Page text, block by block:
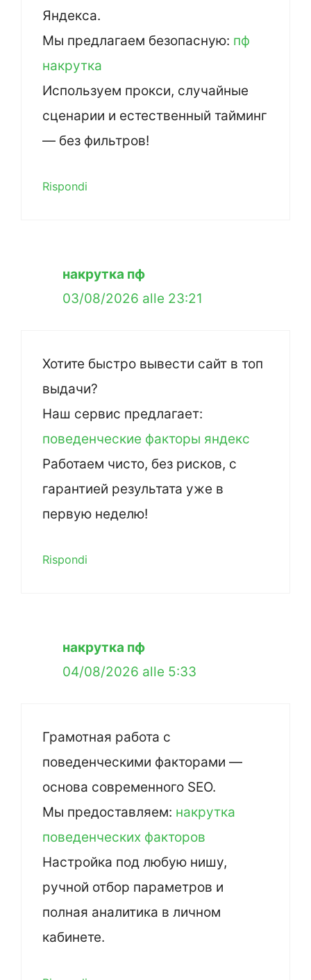
Яндекса.
Мы предлагаем безопасную: пф
накрутка
Используем прокси, случайные
сценарии и естественный тайминг
— без фильтров!
Rispondi
накрутка пф
03/08/2026 alle 23:21
Хотите быстро вывести сайт в топ
выдачи?
Наш сервис предлагает:
поведенческие факторы яндекс
Работаем чисто, без рисков, с
гарантией результата уже в
первую неделю!
Rispondi
накрутка пф
04/08/2026 alle 5:33
Грамотная работа с
поведенческими факторами —
основа современного SEO.
Мы предоставляем: накрутка
поведенческих факторов
Настройка под любую нишу,
ручной отбор параметров и
полная аналитика в личном
кабинете.